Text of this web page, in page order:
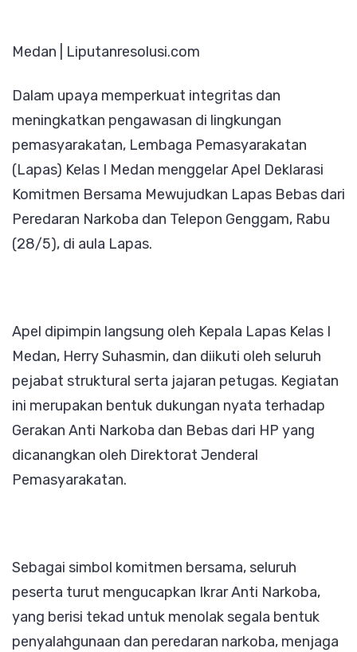
dan
HP
Medan | Liputanresolusi.com
Dalam upaya memperkuat integritas dan
meningkatkan pengawasan di lingkungan
pemasyarakatan, Lembaga Pemasyarakatan
(Lapas) Kelas I Medan menggelar Apel Deklarasi
Komitmen Bersama Mewujudkan Lapas Bebas dari
Peredaran Narkoba dan Telepon Genggam, Rabu
(28/5), di aula Lapas.
Apel dipimpin langsung oleh Kepala Lapas Kelas I
Medan, Herry Suhasmin, dan diikuti oleh seluruh
pejabat struktural serta jajaran petugas. Kegiatan
ini merupakan bentuk dukungan nyata terhadap
Gerakan Anti Narkoba dan Bebas dari HP yang
dicanangkan oleh Direktorat Jenderal
Pemasyarakatan.
Sebagai simbol komitmen bersama, seluruh
peserta turut mengucapkan Ikrar Anti Narkoba,
yang berisi tekad untuk menolak segala bentuk
penyalahgunaan dan peredaran narkoba, menjaga